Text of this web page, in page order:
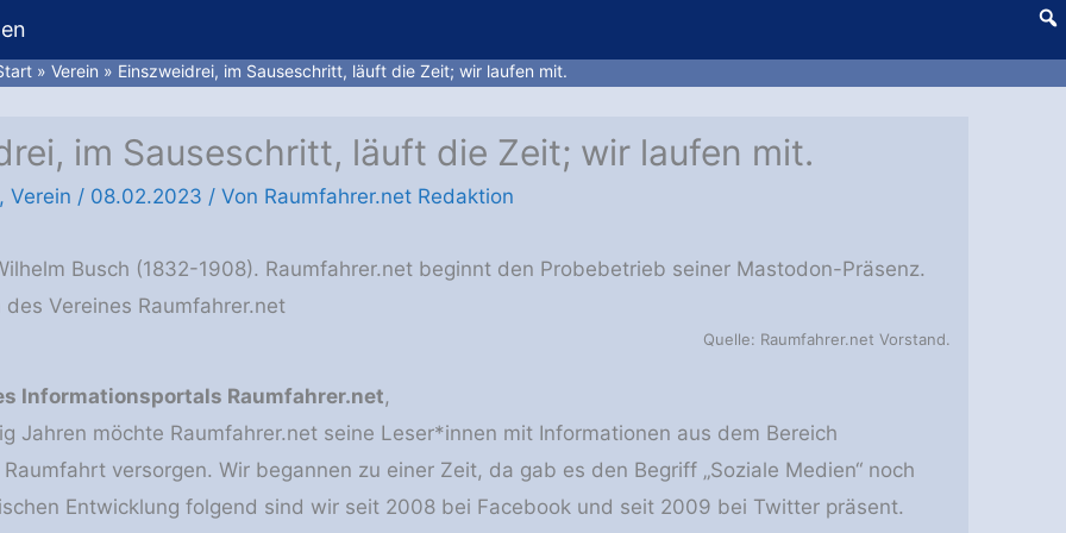
Verein Einszweidrei, im Sauseschritt, läuft die Zeit; wir laufen mit.
im Sauseschritt, läuft die Zeit; wir laufen mit.
, Verein / 08.02.2023 / Von Raumfahrer.net Redaktion
Busch (1832-1908). Raumfahrer.net beginnt den Probebetrieb seiner Mastodon-Präsenz.
des Vereines Raumfahrer.net
Quelle: Raumfahrer.net Vorstand.
Informationsportals Raumfahrer.net,
Jahren möchte Raumfahrer.net seine Leser*innen mit Informationen aus dem Bereich
versorgen. Wir begannen zu einer Zeit, da gab es den Begriff „Soziale Medien“ noch
Entwicklung folgend sind wir seit 2008 bei Facebook und seit 2009 bei Twitter präsent.